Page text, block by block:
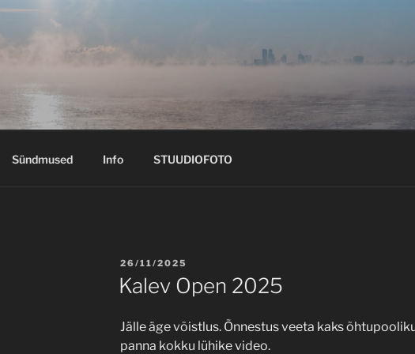
Sündmused Info STUUDIOFOTO
POSTED
ON
26/11/2025
Kalev Open 2025
Jälle äge võistlus. Õnnestus veeta kaks
panna kokku lühike video.